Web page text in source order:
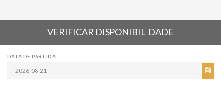
VERIFICAR DISPONIBILIDADE
DATA DE PARTIDA